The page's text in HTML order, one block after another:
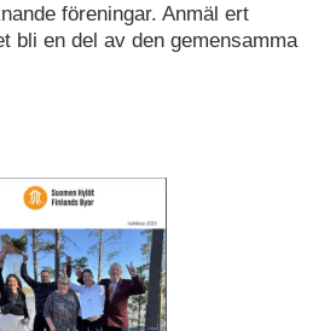
föreningar. Anmäl ert
bli en del av den gemensamma